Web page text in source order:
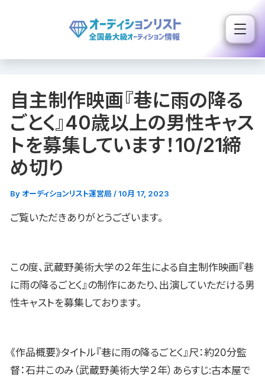
ス
自主制作映画『巷に雨の降る
ごとく』40歳以上の男性キャス
トを募集しています！10/21締
め切り
By オーディションリスト運営局 /10月 17, 2023
ご覧いただきありがとうございます。
この度、武蔵野美術大学の２年生による自主制作映画『巷
に雨の降るごとく』の制作にあたり、出演していただける男
性キャストを募集しております。
《作品概要》タイトル『巷に雨の降るごとく』尺：約20分監
督：石井このみ（武蔵野美術大学２年）あらすじ:古本屋で